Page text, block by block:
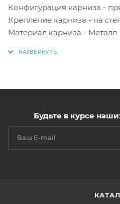
Конфигурация карниза -
Крепление карниза - на
Материал карниза - Металл
Будьте в курсе